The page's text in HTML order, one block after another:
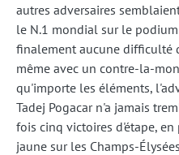
autres adversaires
le N.1 mondial sur le
finalement aucune difficulté
même avec un contre-la-
qu'importe les éléments,
Tadej Pogacar n'a jamais
fois cinq victoires d'étape,
jaune sur les Champs-